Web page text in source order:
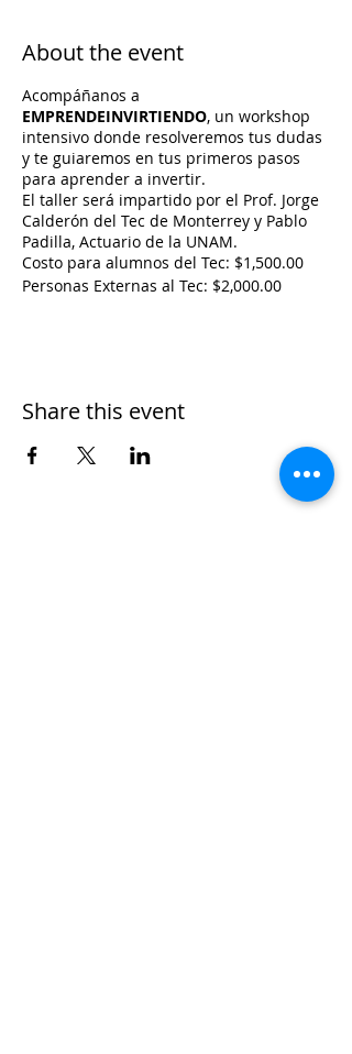
About the event
Acompáñanos a
EMPRENDEINVIRTIENDO, un workshop
intensivo donde resolveremos tus dudas
y te guiaremos en tus primeros pasos
para aprender a invertir.
El taller será impartido por el Prof. Jorge
Calderón del Tec de Monterrey y Pablo
Padilla, Actuario de la UNAM.
Costo para alumnos del Tec: $1,500.00
Personas Externas al Tec: $2,000.00
Share this event